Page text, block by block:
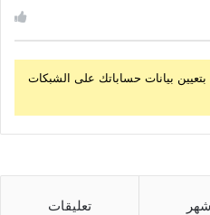
بيانات حساباتك على الشبكات
تعليقات